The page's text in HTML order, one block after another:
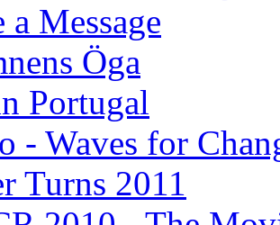
a Message
Öga
Portugal
- Waves for
Turns 2011